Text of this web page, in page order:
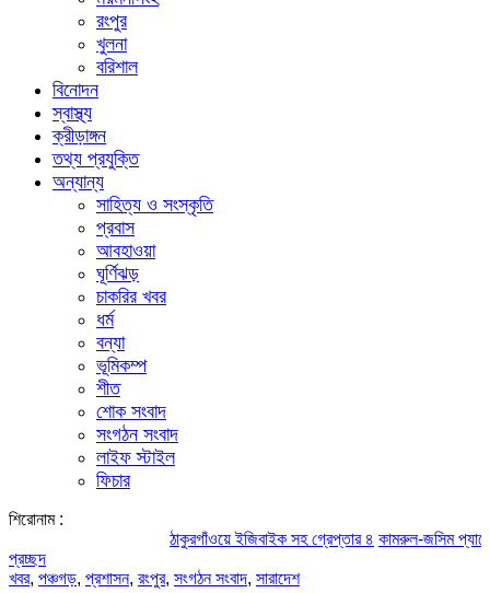
রংপুর
খুলনা
বরিশাল
বিনোদন
স্বাস্থ্য
ক্রীড়াঙ্গন
তথ্য প্রযুক্তি
অন্যান্য
সাহিত্য ও সংস্কৃতি
প্রবাস
আবহাওয়া
ঘূর্ণিঝড়
চাকরির খবর
ধর্ম
বন্যা
ভূমিকম্প
শীত
শোক সংবাদ
সংগঠন সংবাদ
লাইফ স্টাইল
ফিচার
শিরোনাম :
ঠাকুরগাঁওয়ে ইজিবাইক সহ গ্রেপ্তার ৪ কামরুল-জসিম প্যানেলের
প্রচ্ছদ
খবর, পঞ্চগড়, প্রশাসন, রংপুর, সংগঠন সংবাদ, সারাদেশ